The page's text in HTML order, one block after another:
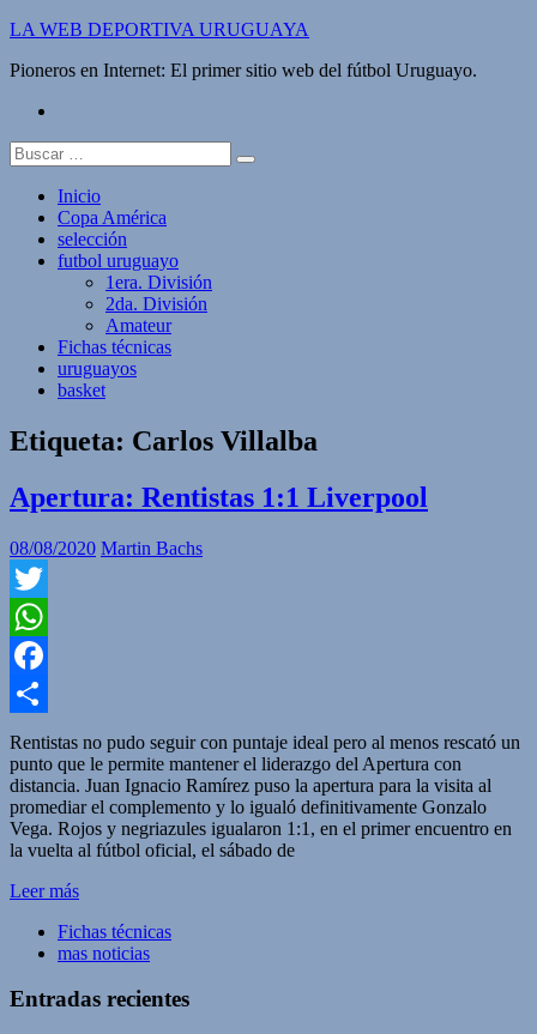
Saltar
contenido
LA WEB DEPORTIVA URUGUAYA
Pioneros en Internet: El primer sitio web del fútbol Uruguayo.
Buscar:
Inicio
Copa América
selección
futbol uruguayo
1era. División
2da. División
Amateur
Fichas técnicas
uruguayos
basket
Etiqueta: Carlos Villalba
Apertura: Rentistas 1:1 Liverpool
08/08/2020 Martin Bachs
Twitter
WhatsApp
Facebook
Compartir
Rentistas no pudo seguir con puntaje ideal pero al menos rescató un
punto que le permite mantener el liderazgo del Apertura con
distancia. Juan Ignacio Ramírez puso la apertura para la visita al
promediar el complemento y lo igualó definitivamente Gonzalo
Vega. Rojos y negriazules igualaron 1:1, en el primer encuentro en
la vuelta al fútbol oficial, el sábado de
Leer más
Fichas técnicas
mas noticias
Entradas recientes